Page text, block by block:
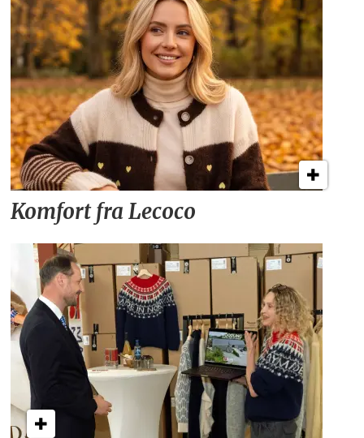
Komfort fra Lecoco